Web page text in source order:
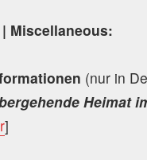
Miscellaneous:
(nur in
Heimat
]